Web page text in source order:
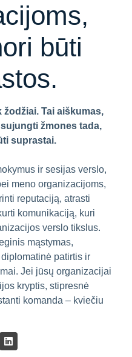
būti
Tai aiškumas,
žmones tada,
suprastai.
ir sesijas verslo,
meno organizacijoms,
reputaciją, atrasti
komunikaciją, kuri
verslo tikslus.
mąstymas,
patirtis ir
Jei jūsų organizacijai
kryptis, stipresnė
komanda – kviečiu